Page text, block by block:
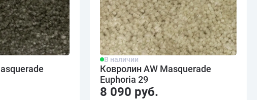
В наличии
Ковролин AW Masquerade
Euphoria 29
8 090 руб.